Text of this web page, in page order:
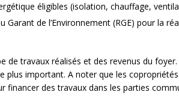
éligibles (isolation, chauffage,
Garant de l’Environnement (RGE) pour la
de travaux réalisés et des revenus du
plus important. A noter que les
financer des travaux dans les parties